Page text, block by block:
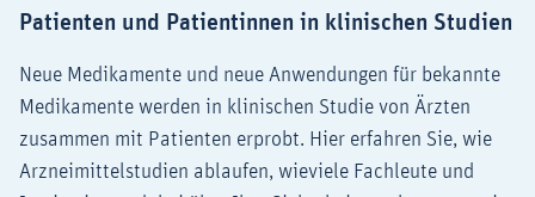
Patienten und Patientinnen in klinischen Studien
Neue Medikamente und neue Anwendungen für bekannte
Medikamente werden in klinischen Studie von Ärzten
zusammen mit Patienten erprobt. Hier erfahren Sie, wie
Arzneimittelstudien ablaufen, wieviele Fachleute und